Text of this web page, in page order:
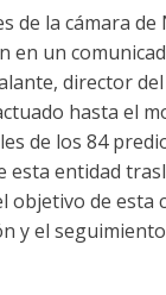
de la cámara de
en un
director del
hasta el
de los 84
esta entidad
de esta
y el